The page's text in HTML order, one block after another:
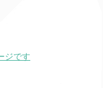
ジです